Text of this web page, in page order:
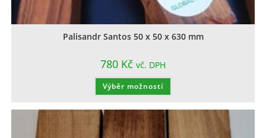
Palisandr Santos 50 x 50 x 630 mm
780 Kč vč. DPH
Výběr možností